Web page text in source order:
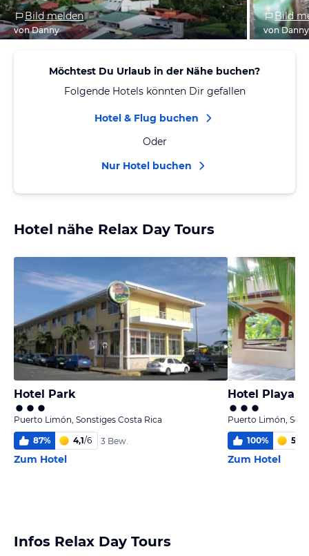
Bild melden
von Danny
Bild
von Danny
Möchtest Du Urlaub in der Nähe buchen?
Folgende Hotels könnten Dir gefallen
Hotel & Flug buchen
Oder
Nur Hotel buchen
Hotel nähe Relax Day Tours
Hotel Park
Puerto Limón, Sonstiges Costa Rica
87% 4,1/6 3 Bew.
Zum Hotel
Hotel Playa
Puerto Limón,
100% 5,1
Zum Hotel
Infos Relax Day Tours